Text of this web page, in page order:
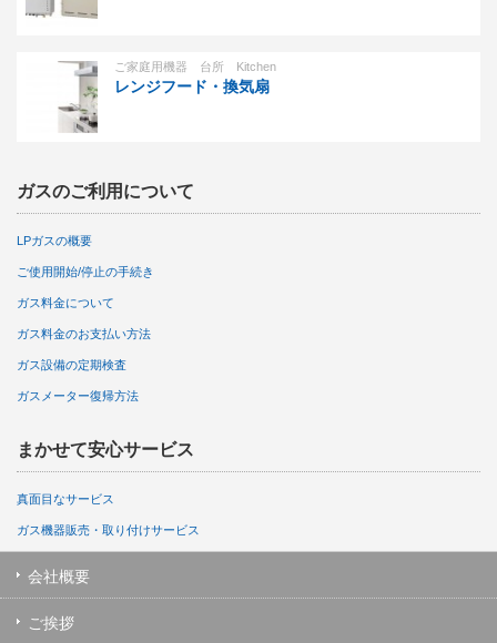
ご家庭用機器 台所 Kitchen
レンジフード・換気扇
ガスのご利用について
LPガスの概要
ご使用開始/停止の手続き
ガス料金について
ガス料金のお支払い方法
ガス設備の定期検査
ガスメーター復帰方法
まかせて安心サービス
真面目なサービス
ガス機器販売・取り付けサービス
会社概要
ご挨拶